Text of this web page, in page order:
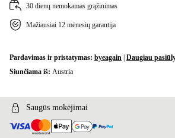
30 dienų nemokamas grąžinimas
Mažiausiai 12 mėnesių garantija
Pardavimas ir pristatymas: byeagain Daugiau
Siunčiama iš: Austria
Saugūs mokėjimai